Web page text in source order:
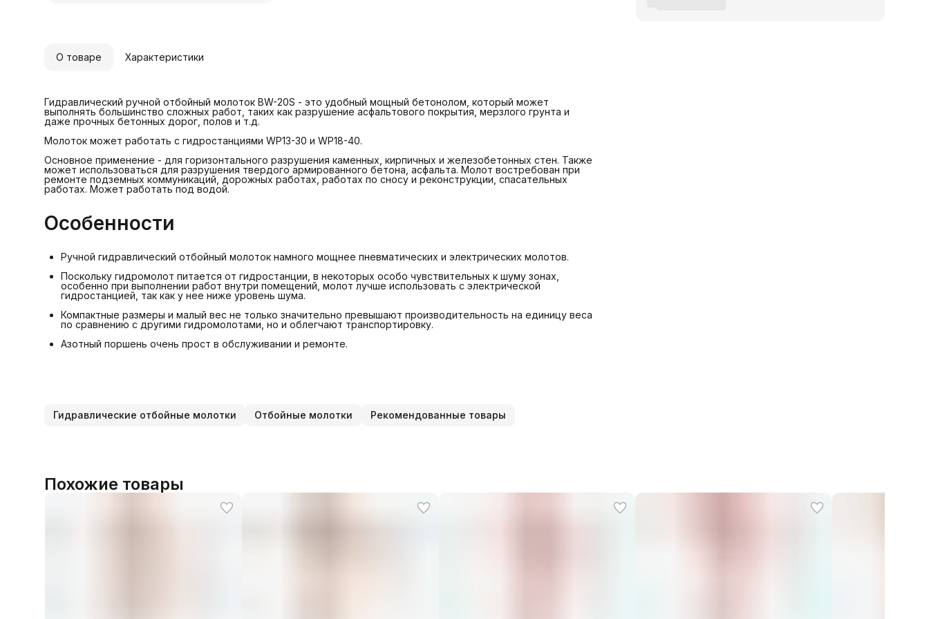
О товаре Характеристики
Гидравлический ручной отбойный молоток BW-20S - это удобный мощный бетонолом, который может
выполнять большинство сложных работ, таких как разрушение асфальтового покрытия, мерзлого грунта и
даже прочных бетонных дорог, полов и т.д.
Молоток может работать с гидростанциями WP13-30 и WP18-40.
Основное применение - для горизонтального разрушения каменных, кирпичных и железобетонных стен. Также
может использоваться для разрушения твердого армированного бетона, асфальта. Молот востребован при
ремонте подземных коммуникаций, дорожных работах, работах по сносу и реконструкции, спасательных
работах. Может работать под водой.
Особенности
Ручной гидравлический отбойный молоток намного мощнее пневматических и электрических молотов.
Поскольку гидромолот питается от гидростанции, в некоторых особо чувствительных к шуму зонах,
особенно при выполнении работ внутри помещений, молот лучше использовать с электрической
гидростанцией, так как у нее ниже уровень шума.
Компактные размеры и малый вес не только значительно превышают производительность на единицу веса
по сравнению с другими гидромолотами, но и облегчают транспортировку.
Азотный поршень очень прост в обслуживании и ремонте.
Гидравлические отбойные молотки Отбойные молотки Рекомендованные товары
Похожие товары